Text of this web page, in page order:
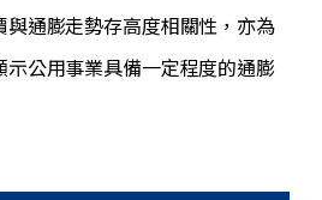
通膨走勢存高度相關性，亦為
公用事業具備一定程度的通膨